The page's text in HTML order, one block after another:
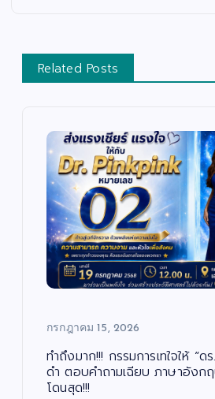
Related Posts
กรกฎาคม 15, 2026
ทำถึงมาก!!! กรรมการเทใจให้ “
ดำ ตอบคำถามเฉียบ ภาษาอังก
โดนสุด!!!